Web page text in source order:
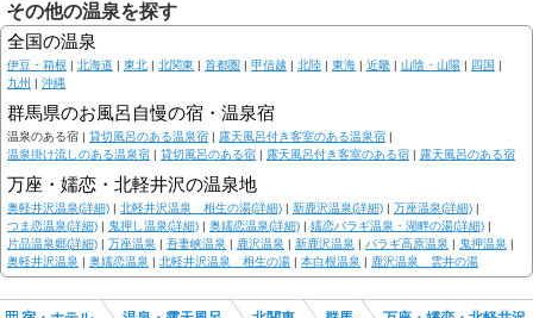
その他の温泉を探す
全国の温泉
伊豆・箱根 | 北海道 | 東北 | 北関東 | 首都圏 | 甲信越 | 北陸 | 東海 | 近畿 | 山陰・山陽 | 四国 |
九州 | 沖縄
群馬県のお風呂自慢の宿・温泉宿
温泉のある宿 | 貸切風呂のある温泉宿 | 露天風呂付き客室のある温泉宿 |
温泉掛け流しのある温泉宿 | 貸切風呂のある宿 | 露天風呂付き客室のある宿 | 露天風呂のある宿
万座・嬬恋・北軽井沢の温泉地
奥軽井沢温泉(詳細) | 北軽井沢温泉 相生の湯(詳細) | 新鹿沢温泉(詳細) | 万座温泉(詳細) |
つま恋温泉(詳細) | 鬼押し温泉(詳細) | 奥嬬恋温泉(詳細) | 嬬恋バラギ温泉・湖畔の湯(詳細) |
片品温泉郷(詳細) | 万座温泉 | 吾妻峡温泉 | 鹿沢温泉 | 新鹿沢温泉 | バラギ高原温泉 | 鬼押温泉 |
奥軽井沢温泉 | 奥嬬恋温泉 | 北軽井沢温泉 相生の湯 | 本白根温泉 | 鹿沢温泉 雲井の湯